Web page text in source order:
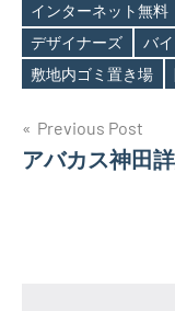
Tags
インターネット無料
デザイナーズ
バ
敷地内ゴミ置き場
投
稿
Previous Post
アバカス神田